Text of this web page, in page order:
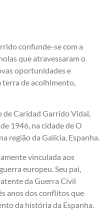
confunde-se com a
que atravessaram o
oportunidades e
de acolhimento,
de Caridad Garrido Vidal,
1946, na cidade de O
região da Galícia, Espanha.
vinculada aos
europeu. Seu pai,
da Guerra Civil
anos dos conflitos que
da história da Espanha.